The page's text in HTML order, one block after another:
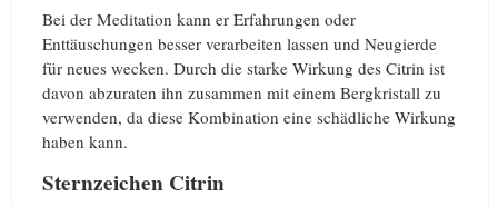
Bei der Meditation kann er Erfahrungen oder
Enttäuschungen besser verarbeiten lassen und Neugierde
für neues wecken. Durch die starke Wirkung des Citrin ist
davon abzuraten ihn zusammen mit einem Bergkristall zu
verwenden, da diese Kombination eine schädliche Wirkung
haben kann.
Sternzeichen Citrin